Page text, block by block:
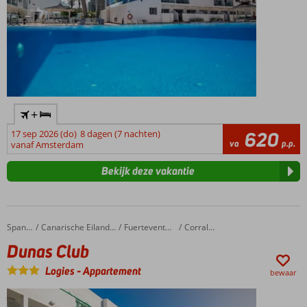
+
17 sep 2026 (do) 8 dagen (7 nachten)
vanaf Amsterdam
va 620 p.p.
Bekijk deze vakantie
Home Spanje Canarische Eilanden Fuerteventura Corralejo
Dunas Club
Dunas Club
Logies-Appartement bewaar